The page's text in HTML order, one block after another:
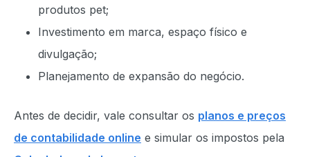
produtos pet;
Investimento em marca, espaço físico e
divulgação;
Planejamento de expansão do negócio.
Antes de decidir, vale consultar os planos e preços
de contabilidade online e simular os impostos pela